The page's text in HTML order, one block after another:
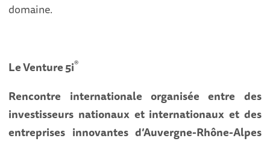
domaine.
Le Venture 5i®
Rencontre internationale organisée entre des
investisseurs nationaux et internationaux et des
entreprises innovantes d’Auvergne-Rhône-Alpes